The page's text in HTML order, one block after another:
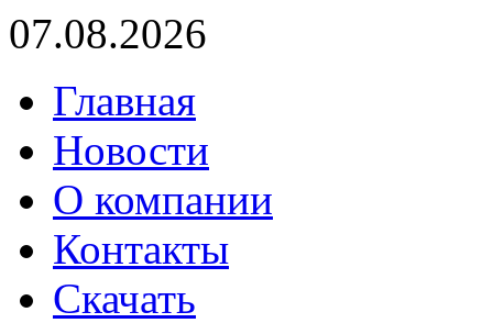
07.08.2026
Главная
Новости
О компании
Контакты
Скачать